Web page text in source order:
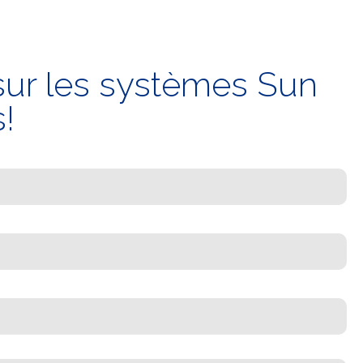
les systèmes Sun